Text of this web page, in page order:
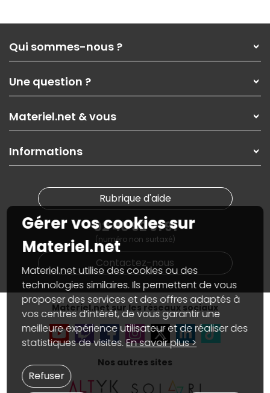
Qui sommes-nous ?
Nos services
Les magasins Materiel.net
Nos solutions pour les pros
Contactez-nous
Une question ?
Paiement, livraison
Garanties,Pack Zen
SAV, demander un retour
Informations
Materiel.net & vous
On rachète votre carte graphique
PC sur mesure : Votre RDV personnalisé
Materiel.net recrute
Notre programme d'affiliation
Partenariat & Sponsoring
Informations
Nos marques
Conditions générales de vente
Marketplace
Informations légales
Données personnellesetcookies
Gérer vos cookies
Accessibilité : non conforme
Rubrique d'aide
02 40 92 91 91
(numéro non surtaxé)
Contactez-nous
Materiel.net sur les réseaux sociaux
Nos autres sites
Gérer vos cookies sur
Materiel.net
Materiel.net utilise des cookies ou des
technologies similaires. Ils permettent de vous
proposer des services et des offres adaptés à
vos centres d’intérêt, de vous garantir une
meilleure expérience utilisateur et de réaliser des
statistiques de visites.En savoir plus >
Refuser